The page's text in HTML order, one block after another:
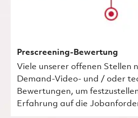
Prescreening-Bewertung
Viele unserer offenen Stellen
Demand-Video- und / oder
Bewertungen, um
Erfahrung auf die